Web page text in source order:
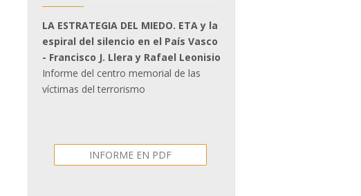
LA ESTRATEGIA DEL MIEDO. ETA y la
espiral del silencio en el País Vasco
- Francisco J. Llera y Rafael Leonisio
Informe del centro memorial de las
víctimas del terrorismo
INFORME EN PDF